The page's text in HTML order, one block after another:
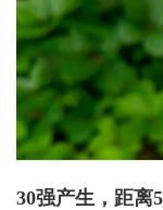
30强产生，距离